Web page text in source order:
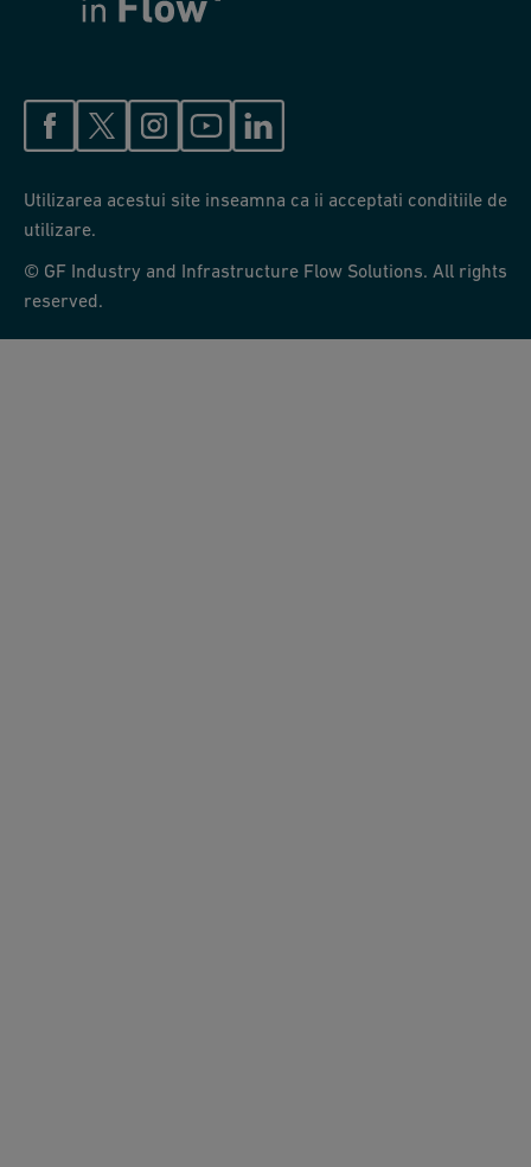
Utilizarea acestui site inseamna ca ii acceptati conditiile de
utilizare.
© GF Industry and Infrastructure Flow Solutions. All rights
reserved.